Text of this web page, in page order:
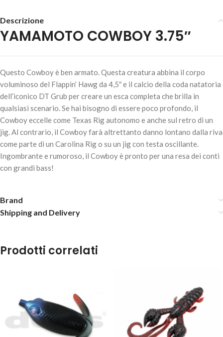
YAMAMOTO COWBOY 3.75" – #415-Plum Candy
AGGIUNGI AL
CARRELLO
AGGIUNGI AL
Descrizione
YAMAMOTO COWBOY 3.75″
Questo Cowboy è ben armato. Questa creatura abbina il corpo
voluminoso del Flappin’ Hawg da 4,5″ e il calcio della coda natatoria
dell’iconico DT Grub per creare un esca completa che brilla in
qualsiasi scenario. Se hai bisogno di essere poco profondo, il
Cowboy eccelle come Texas Rig autonomo e anche sul retro di un
jig. Al contrario, il Cowboy farà altrettanto danno lontano dalla riva
come parte di un Carolina Rig o su un jig con testa oscillante.
Ingombrante e rumoroso, il Cowboy è pronto per una resa dei conti
con grandi bass!
Brand
Shipping and Delivery
Prodotti correlati